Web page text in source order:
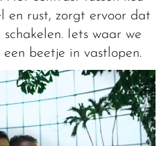
en rust, zorgt ervoor dat
Iets waar we
beetje in vastlopen.